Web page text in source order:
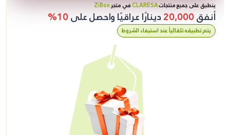
ينطبق على جميع منتجاتCLARESAفي متجرZiBox
أنفق20,000دينارًا عراقيًا واحصل على10%
يتم تطبيقه تلقائياً عند استيفاء الشروط